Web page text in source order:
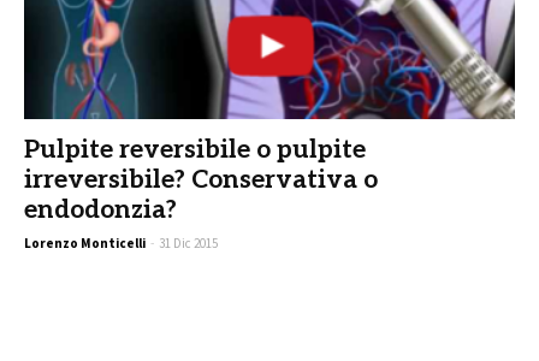
Pulpite reversibile o pulpite
irreversibile? Conservativa o
endodonzia?
Lorenzo Monticelli - 31 Dic 2015